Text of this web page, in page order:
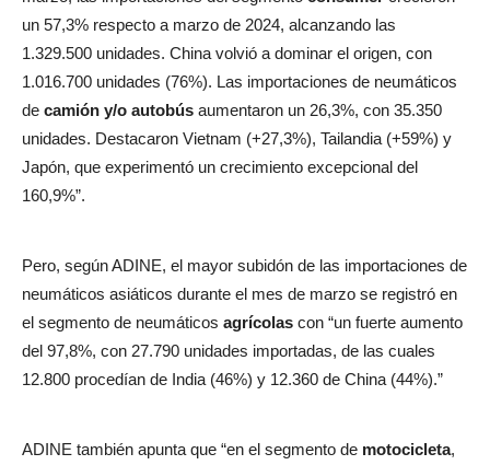
un 57,3% respecto a marzo de 2024, alcanzando las
1.329.500 unidades. China volvió a dominar el origen, con
1.016.700 unidades (76%). Las importaciones de neumáticos
de camión y/o autobús aumentaron un 26,3%, con 35.350
unidades. Destacaron Vietnam (+27,3%), Tailandia (+59%) y
Japón, que experimentó un crecimiento excepcional del
160,9%”.
Pero, según ADINE, el mayor subidón de las importaciones de
neumáticos asiáticos durante el mes de marzo se registró en
el segmento de neumáticos agrícolas con “un fuerte aumento
del 97,8%, con 27.790 unidades importadas, de las cuales
12.800 procedían de India (46%) y 12.360 de China (44%).”
ADINE también apunta que “en el segmento de motocicleta,